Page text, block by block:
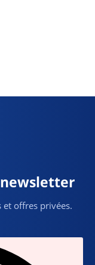
et offres privées.